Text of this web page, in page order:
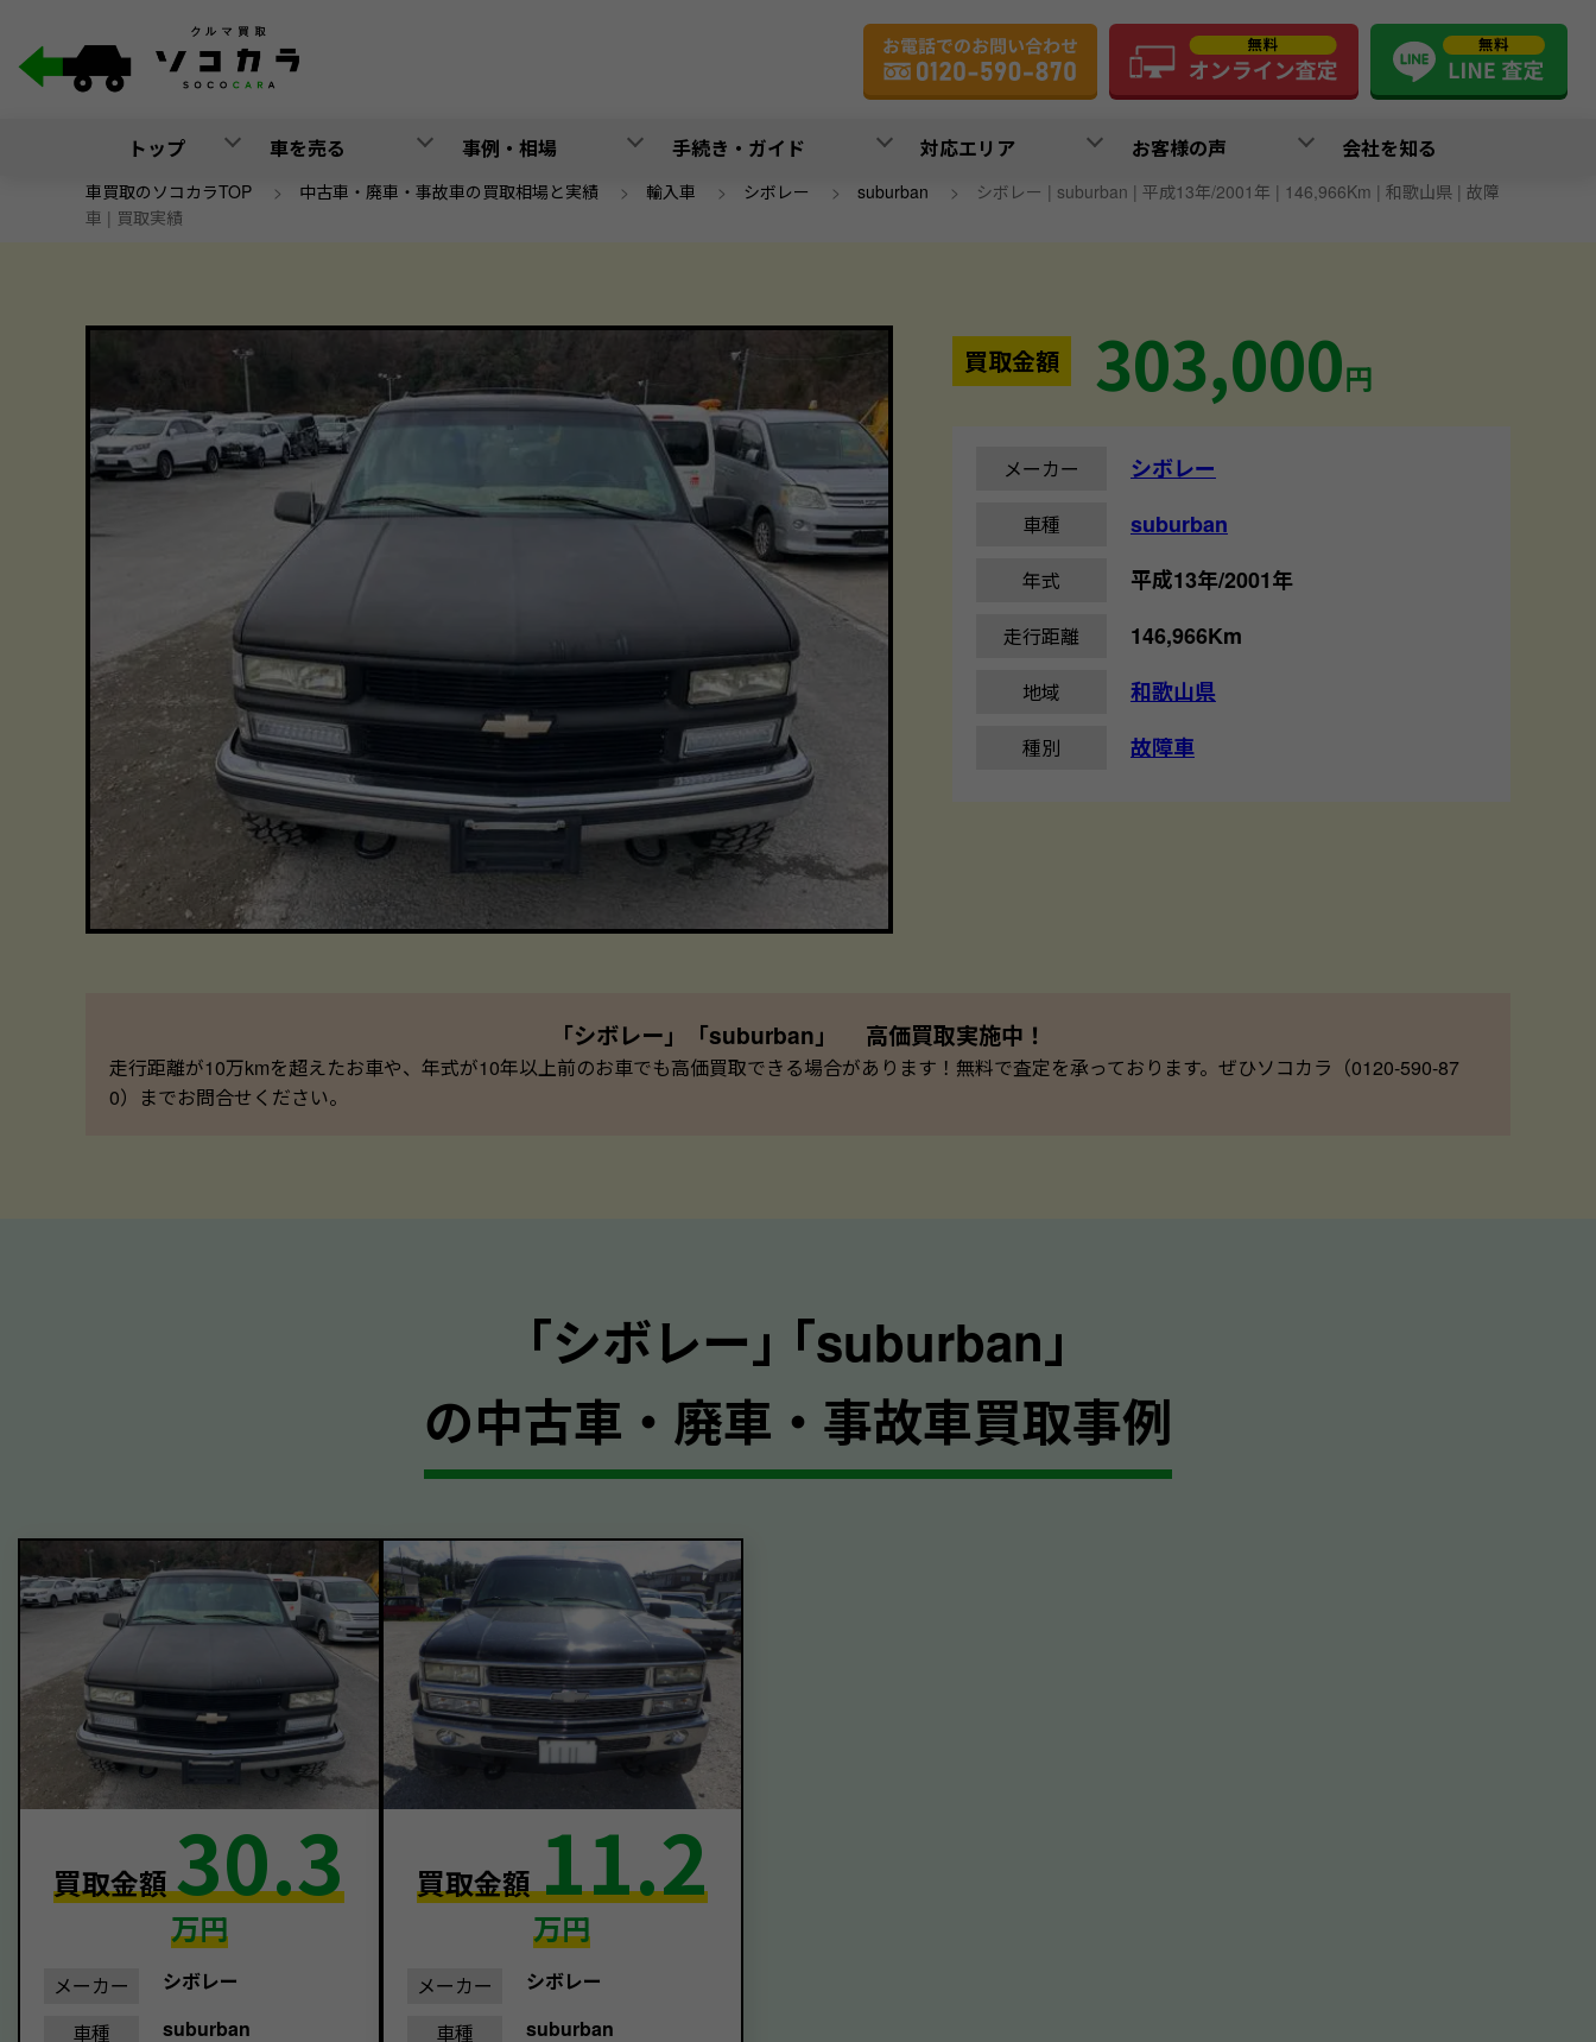
トップ 車を売る 事例・相場 手続き・ガイド 対応エリア お客様の声 会社を知る
車買取のソコカラTOP > 中古車・廃車・事故車の買取相場と実績 > 輸入車 > シボレー > suburban > シボレー | suburban | 平成13年/2001年 | 146,966Km | 和歌山県 | 故障
車 | 買取実績
買取金額 303,000円
メーカー シボレー
車種 suburban
年式 平成13年/2001年
走行距離 146,966Km
地域 和歌山県
種別 故障車
「シボレー」「suburban」 高価買取実施中！
走行距離が10万kmを超えたお車や、年式が10年以上前のお車でも高価買取できる場合があります！無料で査定を承っております。ぜひソコカラ（0120-590-87
0）までお問合せください。
｢シボレー｣ ｢suburban｣
の中古車・廃車・事故車買取事例
買取金額30.3
万円
メーカー
シボレー
車種
suburban
買取金額11.2
万円
メーカー
シボレー
車種
suburban